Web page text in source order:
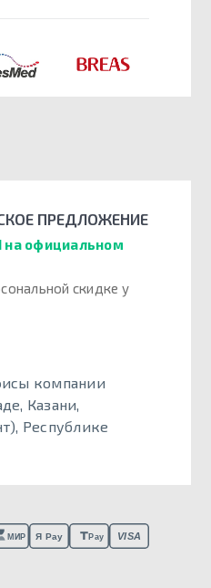
ПРЕДЛОЖЕНИЕ
на официальном
скидке у
компании
Казани,
Республике
МИР Я Pay Pay VISA